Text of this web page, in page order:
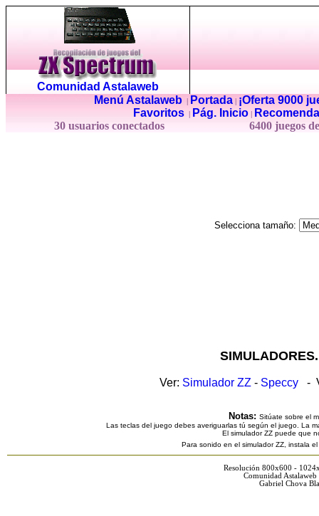
Comunidad Astalaweb
Menú Astalaweb| Portada|
¡Oferta 9000
Favoritos
Pág. Inicio
30 usuarios conectados
6400 juegos
Selecciona tamaño:
Ver: Simulador ZZ - Speccy -
Notas: Sitúate sobre el
Las teclas del juego debes averiguarlas tú según el juego. La
El simulador ZZ puede que
Para sonido en el simulador ZZ, instala
Resolución 800x600 -
Comunidad
Gabriel Chova